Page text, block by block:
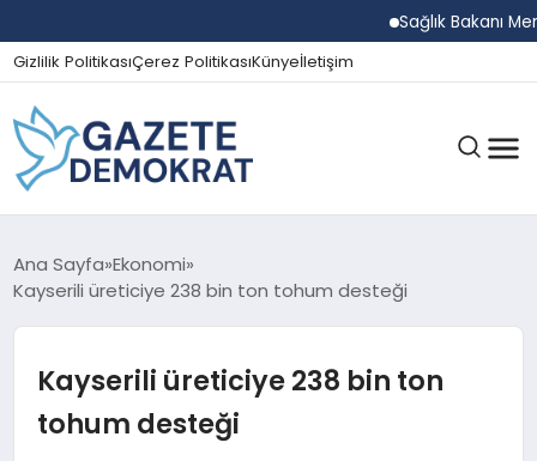
Sağlık Bakanı
Gizlilik PolitikasıÇerez PolitikasıKünyeİletişim
GÜNDEM
SPOR
Ana Sayfa Ekonomi
Kayserili üreticiye 238 bin ton tohum desteği
Kayserili üreticiye 238 bin ton
tohum desteği